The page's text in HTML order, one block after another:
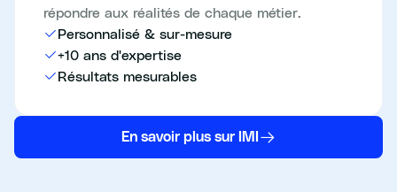
répondre aux réalités de chaque métier.
Personnalisé & sur-mesure
+10 ans d'expertise
Résultats mesurables
En savoir plus sur IMI